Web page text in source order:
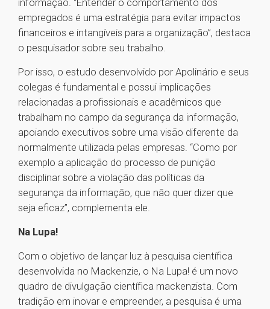
informação. “Entender o comportamento dos
empregados é uma estratégia para evitar impactos
financeiros e intangíveis para a organização”, destaca
o pesquisador sobre seu trabalho.
Por isso, o estudo desenvolvido por Apolinário e seus
colegas é fundamental e possui implicações
relacionadas a profissionais e acadêmicos que
trabalham no campo da segurança da informação,
apoiando executivos sobre uma visão diferente da
normalmente utilizada pelas empresas. “Como por
exemplo a aplicação do processo de punição
disciplinar sobre a violação das políticas da
segurança da informação, que não quer dizer que
seja eficaz”, complementa ele.
Na Lupa!
Com o objetivo de lançar luz à pesquisa científica
desenvolvida no Mackenzie, o Na Lupa! é um novo
quadro de divulgação científica mackenzista. Com
tradição em inovar e empreender, a pesquisa é uma